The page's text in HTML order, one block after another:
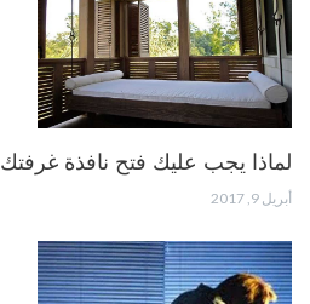
لماذا يجب عليك فتح نافذة غرفتك
أبريل 9, 2017